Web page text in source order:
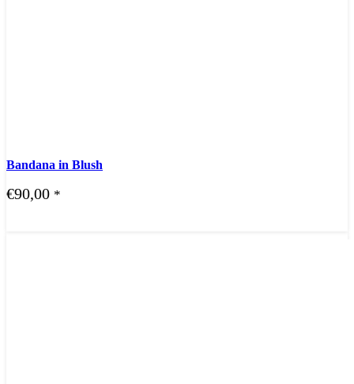
Bandana in Blush
€90,00 *